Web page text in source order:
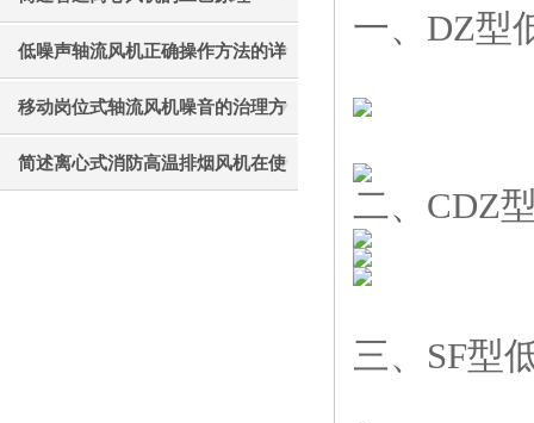
低噪声轴流风机正确操作方法的详
细说明
移动岗位式轴流风机噪音的治理方
法介绍
简述离心式消防高温排烟风机在使
一、DZ型
二、CDZ
三、SF型